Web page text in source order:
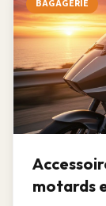
BAGAGERIE
motards